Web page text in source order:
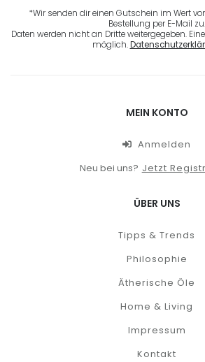
*Wir senden dir einen Gutschein im Wert
Bestellung per E-Mail zu.
Daten werden nicht an Dritte weitergegeben.
möglich.
MEIN KONTO
Anmelden
Neu bei uns? Jetzt
ÜBER UNS
Tipps & Trends
Philosophie
Ätherische Öle
Home & Living
Impressum
Kontakt